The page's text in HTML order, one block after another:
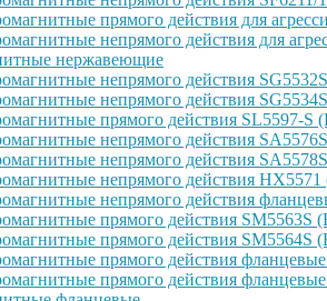
прямого действия для
непрямого действия для
нержавеющие
непрямого действия
непрямого действия
прямого действия SL5597-S
непрямого действия
непрямого действия
непрямого действия
непрямого действия
прямого действия SM5563S
прямого действия SM5564S
прямого действия
прямого действия